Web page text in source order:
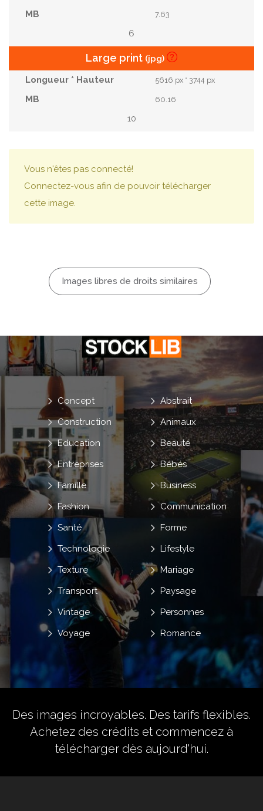
7.63
6
Large print (jpg)
5616 px * 3744 px
60.16
10
Vous n'êtes pas connecté!
Connectez-vous afin de pouvoir télécharger
cette image.
Images libres de droits similaires
Abstrait
Animaux
Beauté
Bébés
Business
Communication
Concept
Construction
Education
Entreprises
Famille
Fashion
Forme
Lifestyle
Mariage
Paysage
Personnes
Romance
Santé
Technologie
Texture
Transport
Vintage
Voyage
Des images incroyables. Des tarifs flexibles.
Achetez des crédits et commencez à
télécharger dès aujourd'hui.